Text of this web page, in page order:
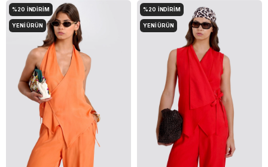
%20 İNDIRIM
YENI ÜRÜN
%20 İNDIRIM
YENI ÜRÜN